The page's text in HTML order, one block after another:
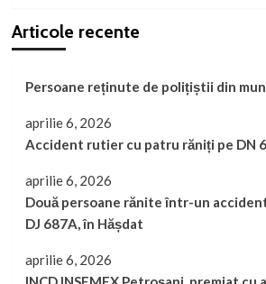
Articole recente
Persoane reținute de polițiștii din
aprilie 6, 2026
Accident rutier cu patru răniți pe DN
aprilie 6, 2026
Două persoane rănite într-un
DJ 687A, în Hășdat
aprilie 6, 2026